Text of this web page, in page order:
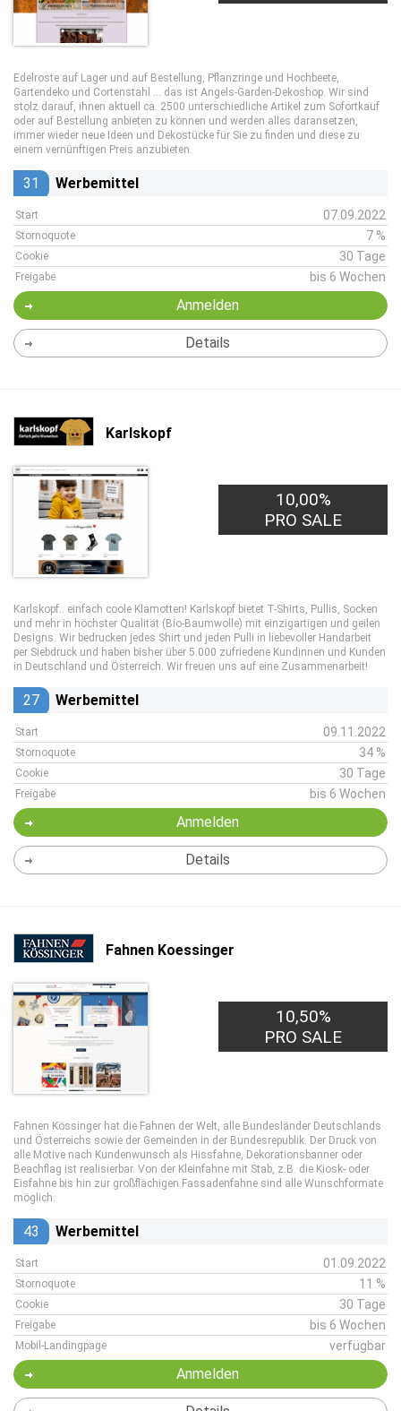
Edelroste auf Lager und auf Bestellung, Pflanzringe und Hochbeete,
Gartendeko und Cortenstahl … das ist Angels-Garden-Dekoshop. Wir sind
stolz darauf, ihnen aktuell ca. 2500 unterschiedliche Artikel zum Sofortkauf
oder auf Bestellung anbieten zu können und werden alles daransetzen,
immer wieder neue Ideen und Dekostücke für Sie zu finden und diese zu
einem vernünftigen Preis anzubieten.
31 Werbemittel
Start 07.09.2022
Stornoquote 7 %
Cookie 30 Tage
Freigabe bis 6 Wochen
Anmelden
Details
Karlskopf
10,00%
PRO SALE
Karlskopf.. einfach coole Klamotten! Karlskopf bietet T-Shirts, Pullis, Socken
und mehr in höchster Qualität (Bio-Baumwolle) mit einzigartigen und geilen
Designs. Wir bedrucken jedes Shirt und jeden Pulli in liebevoller Handarbeit
per Siebdruck und haben bisher über 5.000 zufriedene Kundinnen und Kunden
in Deutschland und Österreich. Wir freuen uns auf eine Zusammenarbeit!
27 Werbemittel
Start 09.11.2022
Stornoquote 34 %
Cookie 30 Tage
Freigabe bis 6 Wochen
Anmelden
Details
Fahnen Koessinger
10,50%
PRO SALE
Fahnen Kössinger hat die Fahnen der Welt, alle Bundesländer Deutschlands
und Österreichs sowie der Gemeinden in der Bundesrepublik. Der Druck von
alle Motive nach Kundenwunsch als Hissfahne, Dekorationsbanner oder
Beachflag ist realisierbar. Von der Kleinfahne mit Stab, z.B. die Kiosk- oder
Eisfahne bis hin zur großflächigen Fassadenfahne sind alle Wunschformate
möglich.
43 Werbemittel
Start 01.09.2022
Stornoquote 11 %
Cookie 30 Tage
Freigabe bis 6 Wochen
Mobil-Landingpage verfügbar
Anmelden